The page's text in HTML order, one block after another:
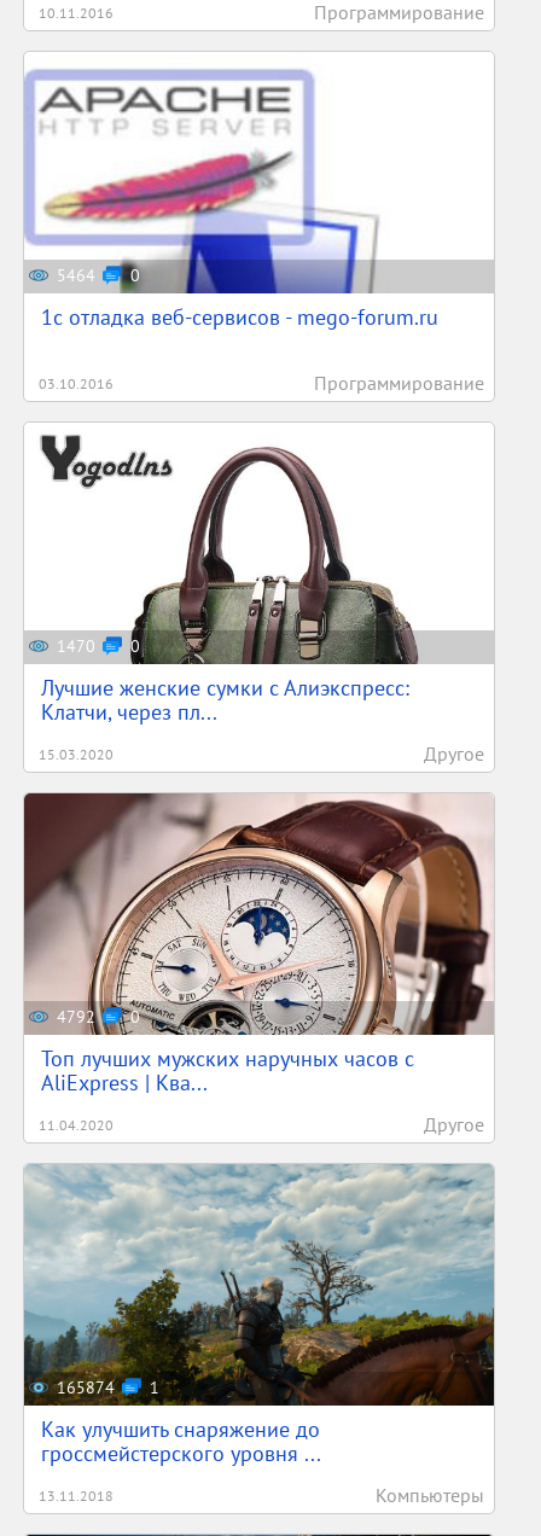
10.11.2016 Программирование
5464 0
1c отладка веб-сервисов - mego-forum.ru
03.10.2016 Программирование
1470 0
Лучшие женские сумки с Алиэкспресс:
Клатчи, через пл...
15.03.2020 Другое
4792 0
Топ лучших мужских наручных часов с
AliExpress | Ква...
11.04.2020 Другое
165874 1
Как улучшить снаряжение до
гроссмейстерского уровня ...
13.11.2018 Компьютеры